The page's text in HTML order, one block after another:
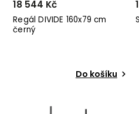
Regál DIVIDE 160x79 cm
černý
18 544 Kč
Do košíku